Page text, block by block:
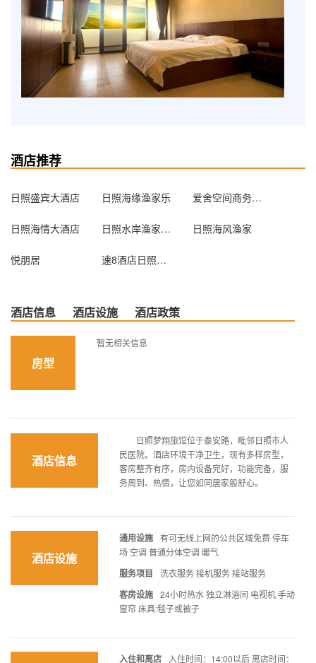
酒店推荐
日照盛宾大酒店 日照海缘渔家乐 爱舍空间商务酒店日照火车站店
日照海情大酒店 日照水岸渔家宾馆 日照海风渔家
悦朋居 速8酒店日照海曲中路店
酒店信息 酒店设施 酒店政策
房型
暂无相关信息
酒店信息
日照梦翔旅馆位于泰安路，毗邻日照市人
民医院。酒店环境干净卫生，现有多样房型，
客房整齐有序，房内设备完好，功能完备，服
务周到、热情，让您如同居家般舒心。
酒店设施
通用设施 有可无线上网的公共区域免费 停车
场 空调 普通分体空调 暖气
服务项目 洗衣服务 接机服务 接站服务
客房设施 24小时热水 独立淋浴间 电视机 手动
窗帘 床具:毯子或被子
入住和离店 入住时间：14:00以后 离店时间：